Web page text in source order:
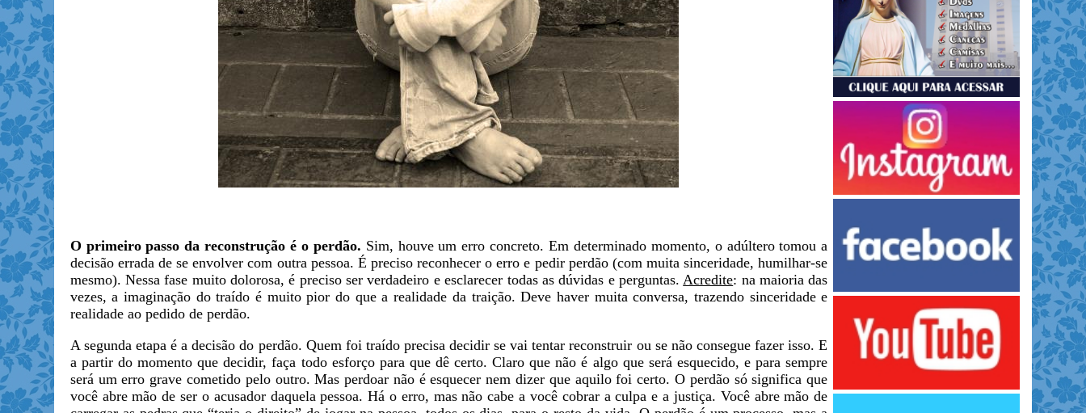
O primeiro passo da reconstrução é o perdão. Sim, houve um erro concreto. Em determinado momento, o adúltero tomou a
decisão errada de se envolver com outra pessoa. É preciso reconhecer o erro e pedir perdão (com muita sinceridade, humilhar-se
mesmo). Nessa fase muito dolorosa, é preciso ser verdadeiro e esclarecer todas as dúvidas e perguntas.Acredite: na maioria das
vezes, a imaginação do traído é muito pior do que a realidade da traição. Deve haver muita conversa, trazendo sinceridade e
realidade ao pedido de perdão.
A segunda etapa é a decisão do perdão. Quem foi traído precisa decidir se vai tentar reconstruir ou se não consegue fazer isso. E
a partir do momento que decidir, faça todo esforço para que dê certo. Claro que não é algo que será esquecido, e para sempre
será um erro grave cometido pelo outro. Mas perdoar não é esquecer nem dizer que aquilo foi certo. O perdão só significa que
você abre mão de ser o acusador daquela pessoa. Há o erro, mas não cabe a você cobrar a culpa e a justiça. Você abre mão de